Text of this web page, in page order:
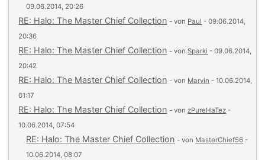
09.06.2014, 20:26
RE: Halo: The Master Chief Collection - von Paul - 09.06.2014,
20:36
RE: Halo: The Master Chief Collection - vonSparki - 09.06.2014,
20:42
RE: Halo: The Master Chief Collection - von Marvin - 10.06.2014,
01:17
RE: Halo: The Master Chief Collection - vonzPureHaTez -
10.06.2014, 07:54
RE: Halo: The Master Chief Collection - von MasterChief56 -
10.06.2014, 08:07